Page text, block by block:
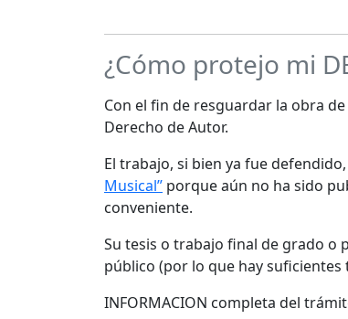
¿Cómo protejo mi
Con el fin de resguardar la obra
Derecho de Autor.
El trabajo, si bien ya fue
Musical” porque aún no ha sido
conveniente.
Su tesis o trabajo final de grado o
público (por lo que hay
INFORMACION completa del